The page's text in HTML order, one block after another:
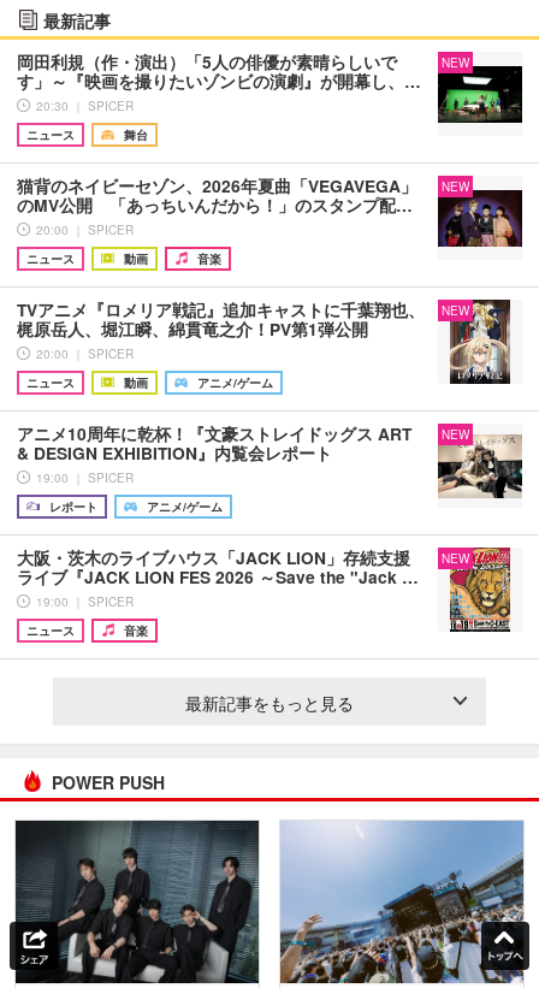
最新記事
岡田利規（作・演出）「5人の俳優が素晴らしいで
す」～『映画を撮りたいゾンビの演劇』が開幕し、…
20:30 ｜ SPICER
ニュース
舞台
NEW
猫背のネイビーセゾン、2026年夏曲「VEGAVEGA」
のMV公開 「あっちいんだから！」のスタンプ配…
20:00 ｜ SPICER
ニュース
動画 音楽
NEW
TVアニメ『ロメリア戦記』追加キャストに千葉翔也、
梶原岳人、堀江瞬、綿貫竜之介！PV第1弾公開
20:00 ｜ SPICER
ニュース
動画 アニメ/ゲーム
NEW
アニメ10周年に乾杯！『文豪ストレイドッグス ART
& DESIGN EXHIBITION』内覧会レポート
19:00 ｜ SPICER
レポート
アニメ/ゲーム
NEW
大阪・茨木のライブハウス「JACK LION」存続支援
ライブ『JACK LION FES 2026 ～Save the "Jack …
19:00 ｜ SPICER
ニュース
音楽
NEW
最新記事をもっと見る
POWER PUSH